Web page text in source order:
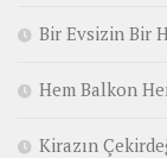
Bir Evsizin Bir
Hem Balkon
Kirazın